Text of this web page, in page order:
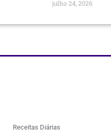
julho 24, 2026
Receitas Diárias